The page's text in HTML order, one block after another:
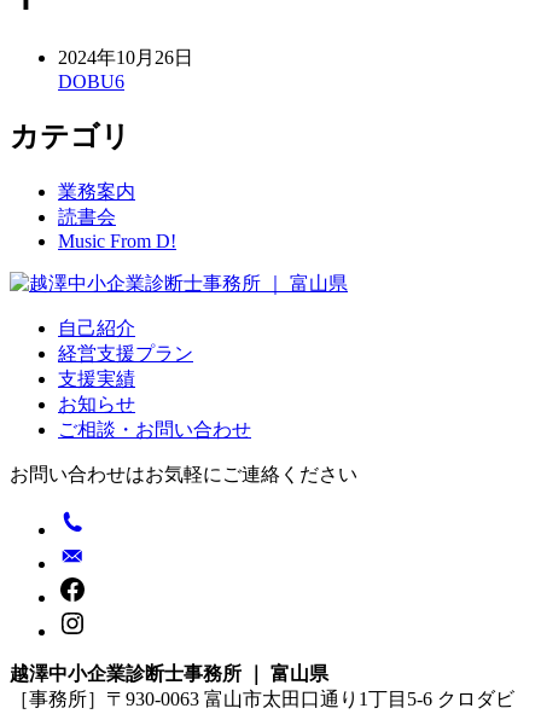
2024年10月26日
DOBU6
カテゴリ
業務案内
読書会
Music From D!
自己紹介
経営支援プラン
支援実績
お知らせ
ご相談・お問い合わせ
お問い合わせはお気軽にご連絡ください
越澤中小企業診断士事務所 ｜ 富山県
［事務所］〒930-0063 富山市太田口通り1丁目5-6 クロダビ